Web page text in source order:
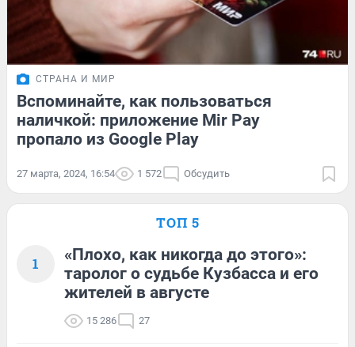
СТРАНА И МИР
Вспоминайте, как пользоваться
наличкой: приложение Mir Pay
пропало из Google Play
27 марта, 2024, 16:54 1 572 Обсудить
ТОП 5
1
«Плохо, как никогда до этого»:
таролог о судьбе Кузбасса и его
жителей в августе
15 286 27